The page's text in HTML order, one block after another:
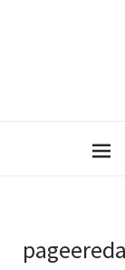
pageereda